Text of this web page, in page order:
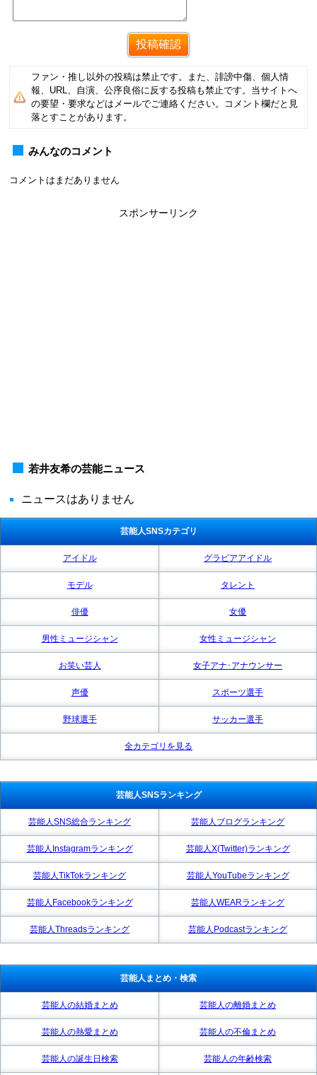
ファン・推し以外の投稿は禁止です。また、誹謗中傷、個人情
報、URL、自演、公序良俗に反する投稿も禁止です。当サイトへ
の要望・要求などはメールでご連絡ください。コメント欄だと見
落とすことがあります。
みんなのコメント
コメントはまだありません
スポンサーリンク
若井友希の芸能ニュース
ニュースはありません
芸能人SNSカテゴリ
アイドル グラビアアイドル
モデル タレント
俳優 女優
男性ミュージシャン 女性ミュージシャン
お笑い芸人 女子アナ･アナウンサー
声優 スポーツ選手
野球選手 サッカー選手
全カテゴリを見る
芸能人SNSランキング
芸能人SNS総合ランキング 芸能人ブログランキング
芸能人Instagramランキング 芸能人X(Twitter)ランキング
芸能人TikTokランキング 芸能人YouTubeランキング
芸能人Facebookランキング 芸能人WEARランキング
芸能人Threadsランキング 芸能人Podcastランキング
芸能人まとめ・検索
芸能人の結婚まとめ 芸能人の離婚まとめ
芸能人の熱愛まとめ 芸能人の不倫まとめ
芸能人の誕生日検索 芸能人の年齢検索